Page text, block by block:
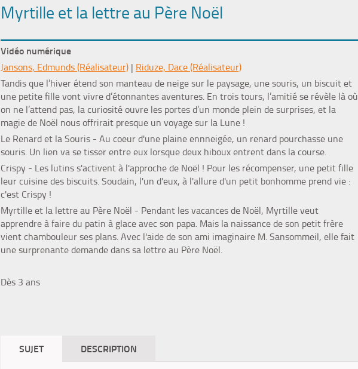
Myrtille et la lettre au Père Noël
Vidéo numérique
Jansons, Edmunds (Réalisateur) | Riduze, Dace (Réalisateur)
Tandis que l’hiver étend son manteau de neige sur le paysage, une souris, un biscuit et
une petite fille vont vivre d’étonnantes aventures. En trois tours, l’amitié se révèle là où
on ne l’attend pas, la curiosité ouvre les portes d’un monde plein de surprises, et la
magie de Noël nous offrirait presque un voyage sur la Lune !
Le Renard et la Souris - Au coeur d'une plaine ennneigée, un renard pourchasse une
souris. Un lien va se tisser entre eux lorsque deux hiboux entrent dans la course.
Crispy - Les lutins s'activent à l'approche de Noël ! Pour les récompenser, une petit fille
leur cuisine des biscuits. Soudain, l'un d'eux, à l'allure d'un petit bonhomme prend vie :
c'est Crispy !
Myrtille et la lettre au Père Noël - Pendant les vacances de Noël, Myrtille veut
apprendre à faire du patin à glace avec son papa. Mais la naissance de son petit frère
vient chambouleur ses plans. Avec l'aide de son ami imaginaire M. Sansommeil, elle fait
une surprenante demande dans sa lettre au Père Noël.
Dès 3 ans
SUJET DESCRIPTION